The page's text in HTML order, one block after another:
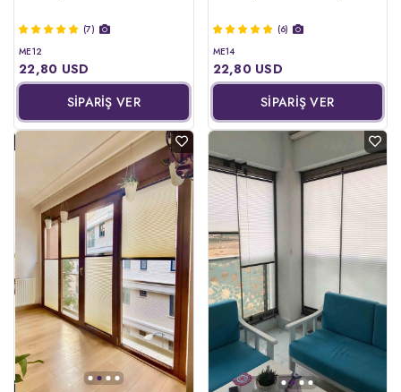
(7)
ME12
22,80 USD
SİPARİŞ VER
(6)
ME14
22,80 USD
SİPARİŞ VER